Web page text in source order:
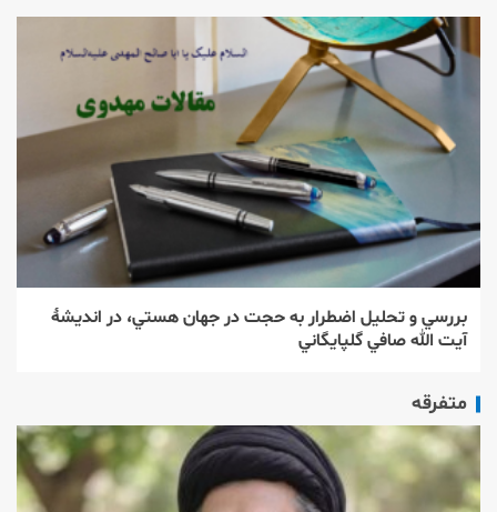
بررسي و تحليل اضطرار به حجت در جهان هستي، در انديشۀ
آيت الله صافي گلپايگاني
متفرقه